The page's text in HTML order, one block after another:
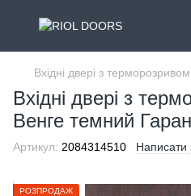
Вхідні двері з терморозривом
Вхідні двері з
Венге темний
Артикул: 2084314510 Написати
РОЗПРОДАЖ